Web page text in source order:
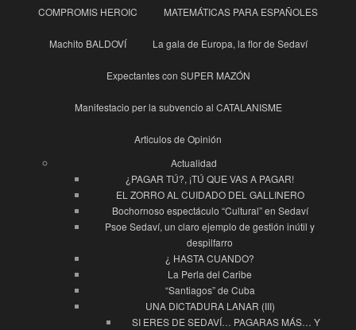
COMPROMIS HEROIC MATEMÁTICAS PARA ESPAÑOLES
Machito BALDOVÍ La gala de Europa, la flor de Sedaví
Expectantes con SUPER MAZÓN
Manifestacio per la subvencio al CATALANISME
Articulos de Opinión
Actualidad
¿PAGAR TÚ?, ¡TÚ QUE VAS A PAGAR!
EL ZORRO AL CUIDADO DEL GALLINERO
Bochornoso espectáculo “Cultural” en Sedaví
Psoe Sedaví, un claro ejemplo de gestión inútil y
despilfarro
¿ HASTA CUANDO?
La Perla del Caribe
“Santiagos” de Cuba
UNA DICTADURA LANAR (III)
SI ERES DE SEDAVÍ… PAGARAS MÁS… Y